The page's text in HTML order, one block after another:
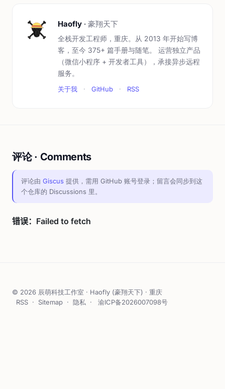
Haofly · 豪翔天下
全栈开发工程师，重庆。从 2013 年开始写博
客，至今 375+ 篇手册与随笔。 运营独立产品
（微信小程序 + 开发者工具），承接异步远程
服务。
关于我 · GitHub · RSS
评论 · Comments
评论由 Giscus 提供，需用 GitHub 账号登录；留言会同步到这
个仓库的 Discussions 里。
© 2026 辰萌科技工作室 · Haofly (豪翔天下) · 重庆
RSS · Sitemap · 隐私 · 渝ICP备2026007098号